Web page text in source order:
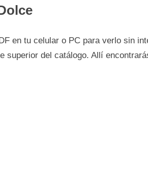
en tu celular o PC para verlo sin
superior del catálogo. Allí